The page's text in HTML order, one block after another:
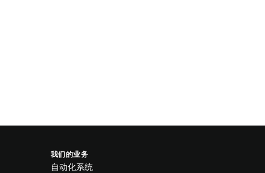
我们的业务
自动化系统